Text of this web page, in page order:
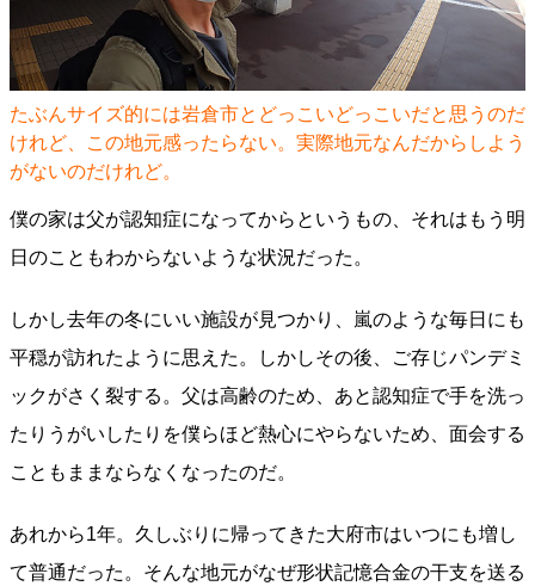
たぶんサイズ的には岩倉市とどっこいどっこいだと思うのだ
けれど、この地元感ったらない。実際地元なんだからしよう
がないのだけれど。
僕の家は父が認知症になってからというもの、それはもう明
日のこともわからないような状況だった。
しかし去年の冬にいい施設が見つかり、嵐のような毎日にも
平穏が訪れたように思えた。しかしその後、ご存じパンデミ
ックがさく裂する。父は高齢のため、あと認知症で手を洗っ
たりうがいしたりを僕らほど熱心にやらないため、面会する
こともままならなくなったのだ。
あれから1年。久しぶりに帰ってきた大府市はいつにも増し
て普通だった。そんな地元がなぜ形状記憶合金の干支を送る